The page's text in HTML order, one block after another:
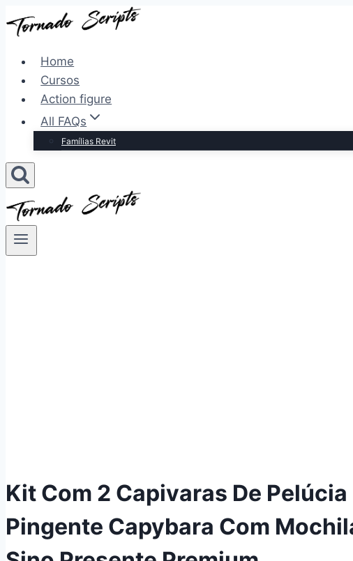
Pular
para
Conteúdo
Home
Cursos
Action figure
All FAQs
Famílias Revit
Kit Com 2 Capivaras De
Pingente Capybara Com